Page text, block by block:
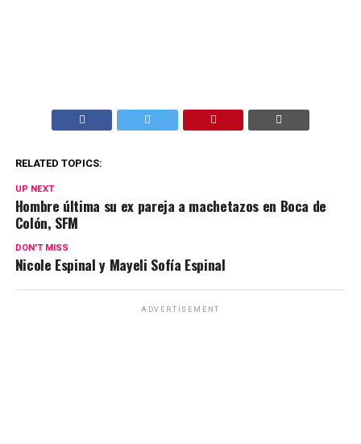
RELATED TOPICS:
UP NEXT
Hombre última su ex pareja a machetazos en Boca de
Colón, SFM
DON'T MISS
Nicole Espinal y Mayeli Sofía Espinal
ADVERTISEMENT